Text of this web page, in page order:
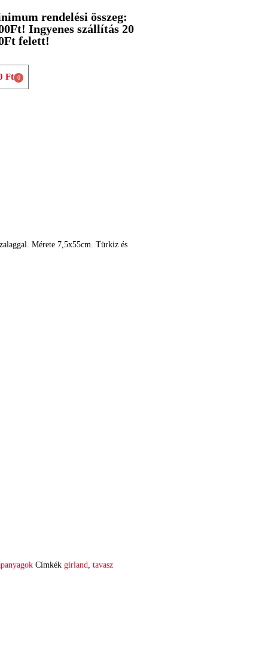
rendelési összeg:
Ingyenes szállítás 20
felett!
Ft 0
Mérete 7,5x55cm. Türkiz és
Címkék girland tavasz